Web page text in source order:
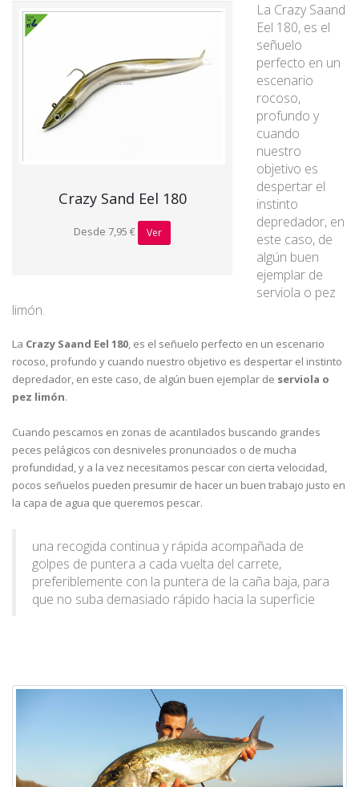
Crazy Sand Eel 180
Desde 7,95 € Ver
La Crazy Saand
Eel 180, es el
señuelo
perfecto en un
escenario
rocoso,
profundo y
cuando
nuestro
objetivo es
despertar el
instinto
depredador, en
este caso, de
algún buen
ejemplar de
serviola o pez
limón.
La Crazy Saand Eel 180, es el señuelo perfecto en un escenario
rocoso, profundo y cuando nuestro objetivo es despertar el instinto
depredador, en este caso, de algún buen ejemplar de serviola o
pez limón.
Cuando pescamos en zonas de acantilados buscando grandes
peces pelágicos con desniveles pronunciados o de mucha
profundidad, y a la vez necesitamos pescar con cierta velocidad,
pocos señuelos pueden presumir de hacer un buen trabajo justo en
la capa de agua que queremos pescar.
una recogida continua y rápida acompañada de
golpes de puntera a cada vuelta del carrete,
preferiblemente con la puntera de la caña baja, para
que no suba demasiado rápido hacia la superficie